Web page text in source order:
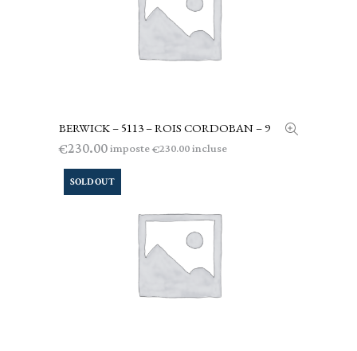
LEGGI TUTTO
BERWICK – 5113 – ROIS CORDOBAN – 9
€230.00imposte€230.00incluse
SOLD OUT